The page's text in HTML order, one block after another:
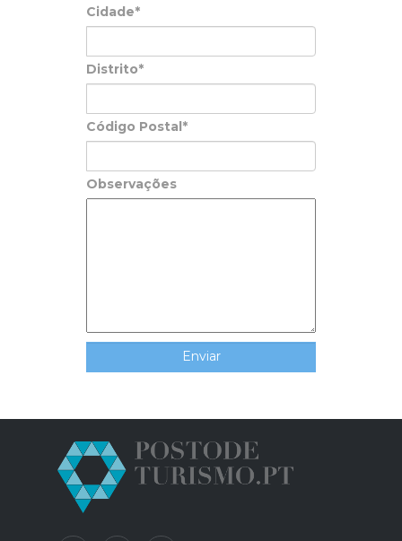
Cidade*
Distrito*
Código Postal*
Observações